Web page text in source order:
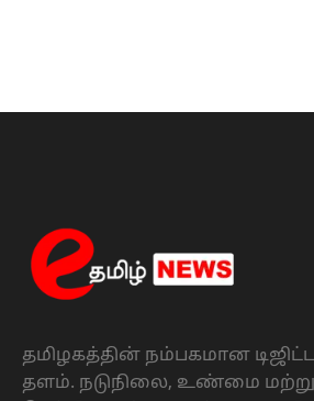
தமிழகத்தின் நம்பகமான
தளம். நடுநிலை, உண்மை